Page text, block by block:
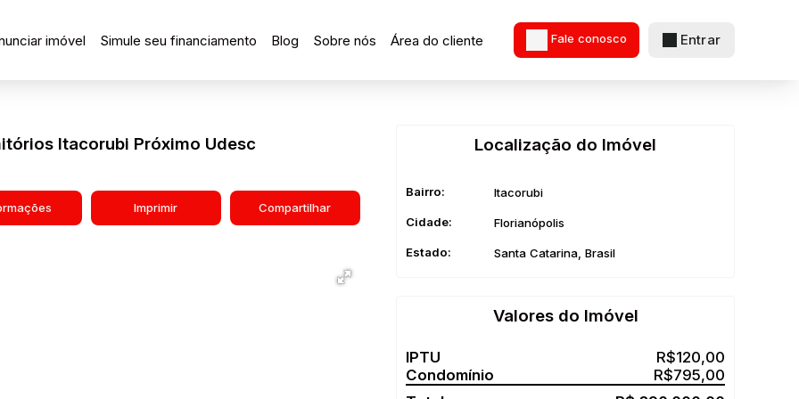
Entrar
Fale conosco
Área do cliente
Sobre nós
Blog
Simule seu financiamento
imóvel
Itacorubi Próximo Udesc
Imprimir Compartilhar
Localização do Imóvel
Bairro: Itacorubi
Cidade: Florianópolis
Estado: Santa Catarina, Brasil
Valores do Imóvel
R$120,00
R$795,00